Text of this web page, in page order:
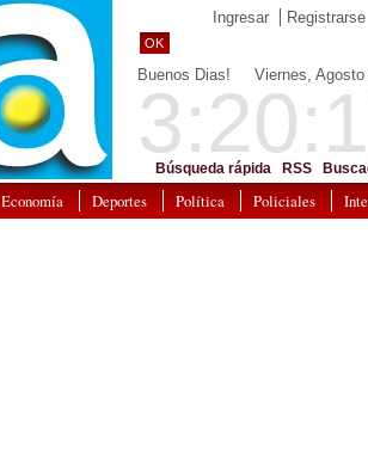
Ingresar Registrarse
OK
Buenos Dias! Viernes, Agosto
Búsqueda rápida RSS
Economía Deportes Política Policiales